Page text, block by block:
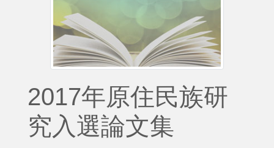
2017年原住民族研
究入選論文集